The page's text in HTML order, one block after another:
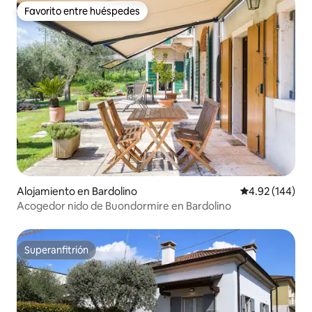
Favorito entre huéspedes
Favorito entre huéspedes
Alojamiento en Bardolino Calificación
4.92 (144)
Acogedor nido de Buondormire en Bardolino
Superanfitrión
Superanfitrión